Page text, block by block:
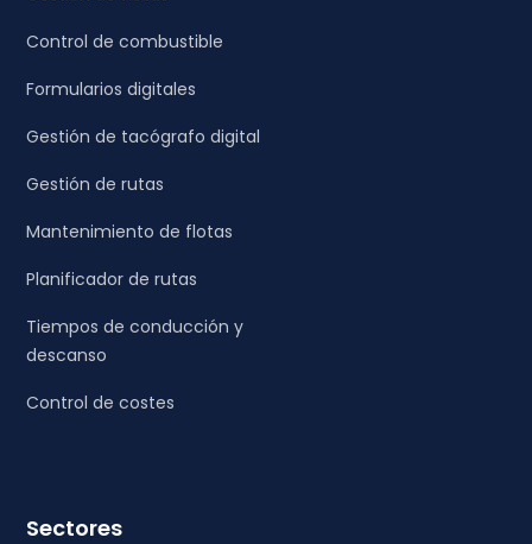
Control de combustible
Formularios digitales
Gestión de tacógrafo digital
Gestión de rutas
Mantenimiento de flotas
Planificador de rutas
Tiempos de conducción y
descanso
Control de costes
Sectores